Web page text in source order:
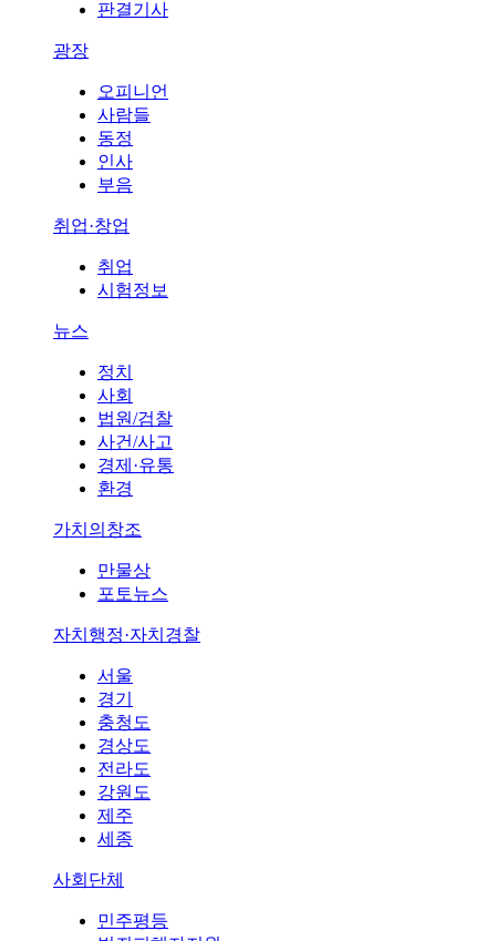
판결기사
광장
오피니언
사람들
동정
인사
부음
취업·창업
취업
시험정보
뉴스
정치
사회
법원/검찰
사건/사고
경제·유통
환경
가치의창조
만물상
포토뉴스
자치행정·자치경찰
서울
경기
충청도
경상도
전라도
강원도
제주
세종
사회단체
민주평등